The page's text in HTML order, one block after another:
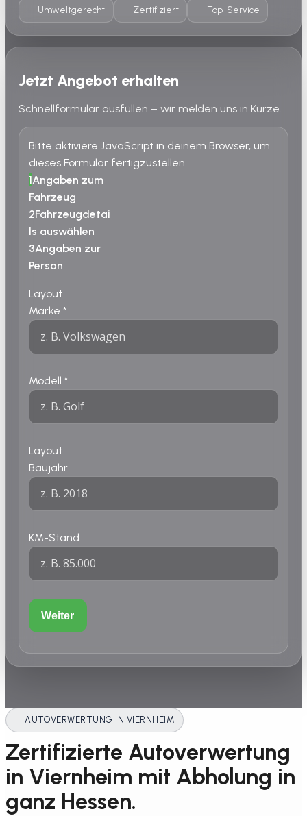
Umweltgerecht Zertifiziert Top-Service
Jetzt Angebot erhalten
Schnellformular ausfüllen – wir melden uns in Kürze.
Bitte aktiviere JavaScript in deinem Browser, um
dieses Formular fertigzustellen.
1Angaben zum
Fahrzeug
2Fahrzeugdetai
ls auswählen
3Angaben zur
Person
Layout
Marke *
Modell *
Layout
Baujahr
KM-Stand
Weiter
AUTOVERWERTUNG IN VIERNHEIM
Zertifizierte Autoverwertung
in Viernheim mit Abholung in
ganz Hessen.